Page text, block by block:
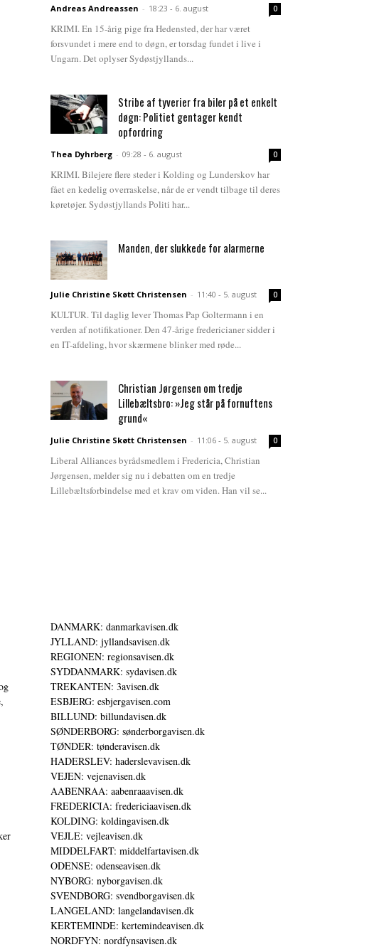
Andreas Andreassen - 18:23 - 6. august 0
KRIMI. En 15-årig pige fra Hedensted, der har været
forsvundet i mere end to døgn, er torsdag fundet i live i
Ungarn. Det oplyser Sydøstjyllands...
Stribe af tyverier fra biler på et enkelt
døgn: Politiet gentager kendt
opfordring
Thea Dyhrberg - 09:28 - 6. august 0
KRIMI. Bilejere flere steder i Kolding og Lunderskov har
fået en kedelig overraskelse, når de er vendt tilbage til deres
køretøjer. Sydøstjyllands Politi har...
Manden, der slukkede for alarmerne
Julie Christine Skøtt Christensen - 11:40 - 5. august 0
KULTUR. Til daglig lever Thomas Pap Goltermann i en
verden af notifikationer. Den 47-årige fredericianer sidder i
en IT-afdeling, hvor skærmene blinker med røde...
Christian Jørgensen om tredje
Lillebæltsbro: »Jeg står på fornuftens
grund«
Julie Christine Skøtt Christensen - 11:06 - 5. august 0
Liberal Alliances byrådsmedlem i Fredericia, Christian
Jørgensen, melder sig nu i debatten om en tredje
Lillebæltsforbindelse med et krav om viden. Han vil se...
DANMARK: danmarkavisen.dk
JYLLAND: jyllandsavisen.dk
REGIONEN: regionsavisen.dk
SYDDANMARK: sydavisen.dk
TREKANTEN: 3avisen.dk
ESBJERG: esbjergavisen.com
BILLUND: billundavisen.dk
SØNDERBORG: sønderborgavisen.dk
TØNDER: tønderavisen.dk
HADERSLEV: haderslevavisen.dk
VEJEN: vejenavisen.dk
AABENRAA: aabenraaavisen.dk
FREDERICIA: fredericiaavisen.dk
KOLDING: koldingavisen.dk
VEJLE: vejleavisen.dk
MIDDELFART: middelfartavisen.dk
ODENSE: odenseavisen.dk
NYBORG: nyborgavisen.dk
SVENDBORG: svendborgavisen.dk
LANGELAND: langelandavisen.dk
KERTEMINDE: kertemindeavisen.dk
NORDFYN: nordfynsavisen.dk